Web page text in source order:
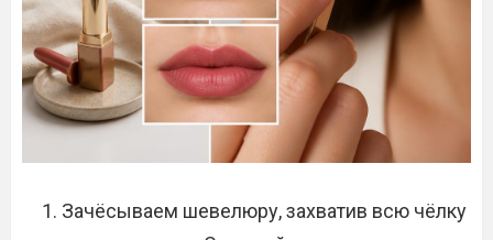
Зачёсываем шевелюру, захватив всю чёлку